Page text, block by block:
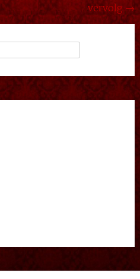
vervolg →